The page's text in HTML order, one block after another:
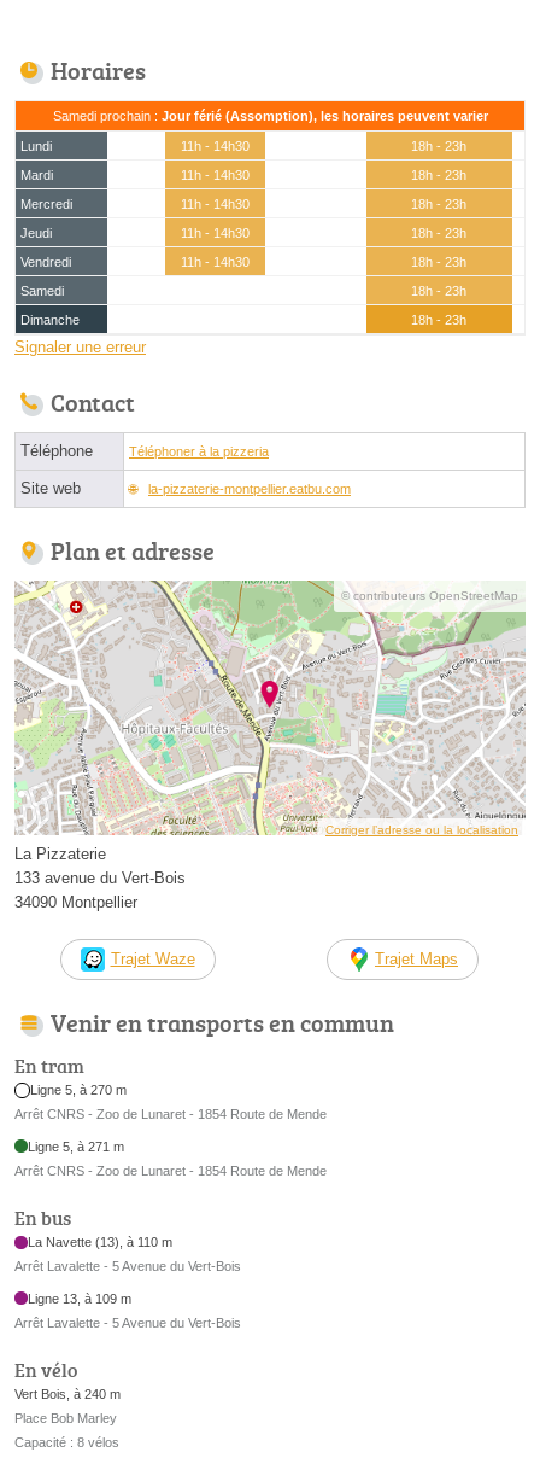
Horaires
Samedi prochain : Jour férié (Assomption), les horaires peuvent varier
Lundi 11h - 14h30
18h - 23h
Mardi
11h - 14h30
18h - 23h
Mercredi
11h - 14h30
18h - 23h
Jeudi
11h - 14h30
18h - 23h
Vendredi
11h - 14h30
18h - 23h
Samedi
18h - 23h
Dimanche
18h - 23h
Signaler une erreur
Contact
Téléphone Téléphoner à la pizzeria
Site web la-pizzaterie-montpellier.eatbu.com
Plan et adresse
© contributeurs OpenStreetMap
Corriger l’adresse ou la localisation
La Pizzaterie
133 avenue du Vert-Bois
34090 Montpellier
Trajet Waze Trajet Maps
Venir en transports en commun
En tram
Ligne 5, à 270 m
Arrêt CNRS - Zoo de Lunaret - 1854 Route de Mende
Ligne 5, à 271 m
Arrêt CNRS - Zoo de Lunaret - 1854 Route de Mende
En bus
La Navette (13), à 110 m
Arrêt Lavalette - 5 Avenue du Vert-Bois
Ligne 13, à 109 m
Arrêt Lavalette - 5 Avenue du Vert-Bois
En vélo
Vert Bois, à 240 m
Place Bob Marley
Capacité : 8 vélos